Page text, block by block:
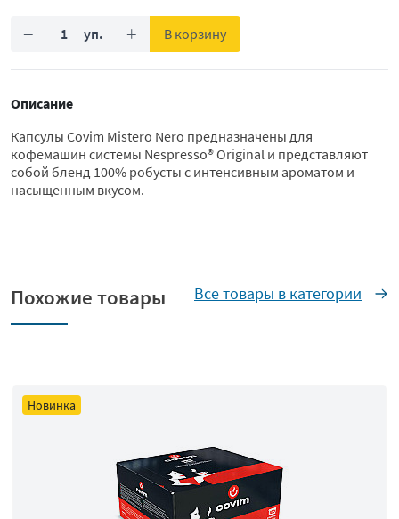
− + В корзину
Описание
Капсулы Covim Mistero Nero предназначены для
кофемашин системы Nespresso® Original и представляют
собой бленд 100% робусты с интенсивным ароматом и
насыщенным вкусом.
Похожие товары Все товары в категории
Новинка